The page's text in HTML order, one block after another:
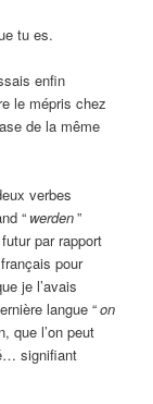
tu es.
enfin
le mépris chez
de la même
verbes
“ werden”
par rapport
pour
je l’avais
langue “on
que l’on peut
signifiant